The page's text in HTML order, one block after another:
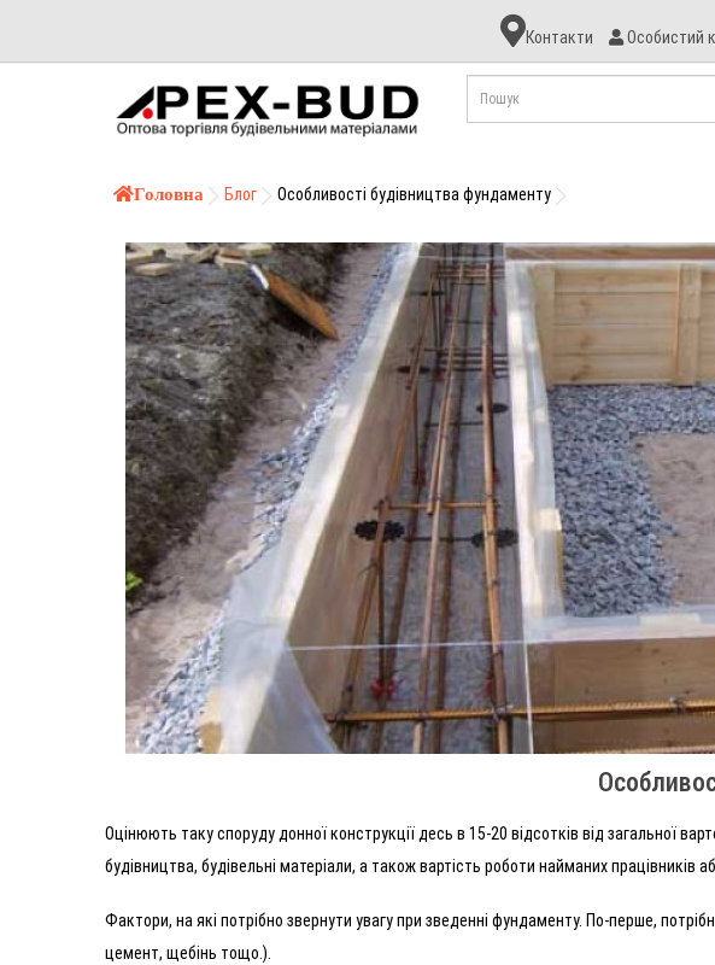
Контакт
Апекс-
Буд
Контакти Особистий
Головна Блог Особливості будівництва фундаменту
Оцінюють таку споруду донної конструкції десь в 15-20 відсотків від загальної
будівництва, будівельні матеріали, а також вартість роботи найманих працівників
Фактори, на які потрібно звернути увагу при зведенні фундаменту. По-перше,
цемент, щебінь тощо.).